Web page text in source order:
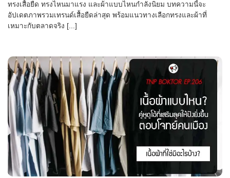
ทรงเสื้อยืด ทรงไหนมาแรง และผ้าแบบไหนกำลังนิยม บทความนี้จะ
อัปเดตภาพรวมเทรนด์เสื้อยืดล่าสุด พร้อมแนวทางเลือกทรงและผ้าที่
เหมาะกับตลาดจริง [...]